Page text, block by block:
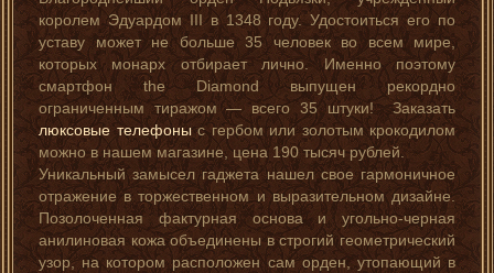
королем Эдуардом III в 1348 году. Удостоиться его по
уставу может не больше 35 человек во всем мире,
которых монарх отбирает лично. Именно поэтому
смартфон the Diamond выпущен рекордно
ограниченным тиражом — всего 35 штуки! Заказать
люксовые телефоныс гербом или золотым крокодилом
можно в нашем магазине, цена 190 тысяч рублей.
Уникальный замысел гаджета нашел свое гармоничное
отражение в торжественном и выразительном дизайне.
Позолоченная фактурная основа и угольно-черная
анилиновая кожа объединены в строгий геометрический
узор, на котором расположен сам орден, утопающий в